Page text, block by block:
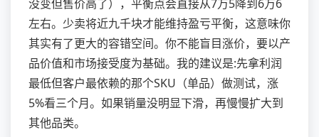
没变但售价高了），平衡点会直接从7万5降到6万6
左右。少卖将近九千块才能维持盈亏平衡，这意味你
其实有了更大的容错空间。你不能盲目涨价，要以产
品价值和市场接受度为基础。我的建议是:先拿利润
最低但客户最依赖的那个SKU（单品）做测试，涨
5%看三个月。如果销量没明显下滑，再慢慢扩大到
其他品类。